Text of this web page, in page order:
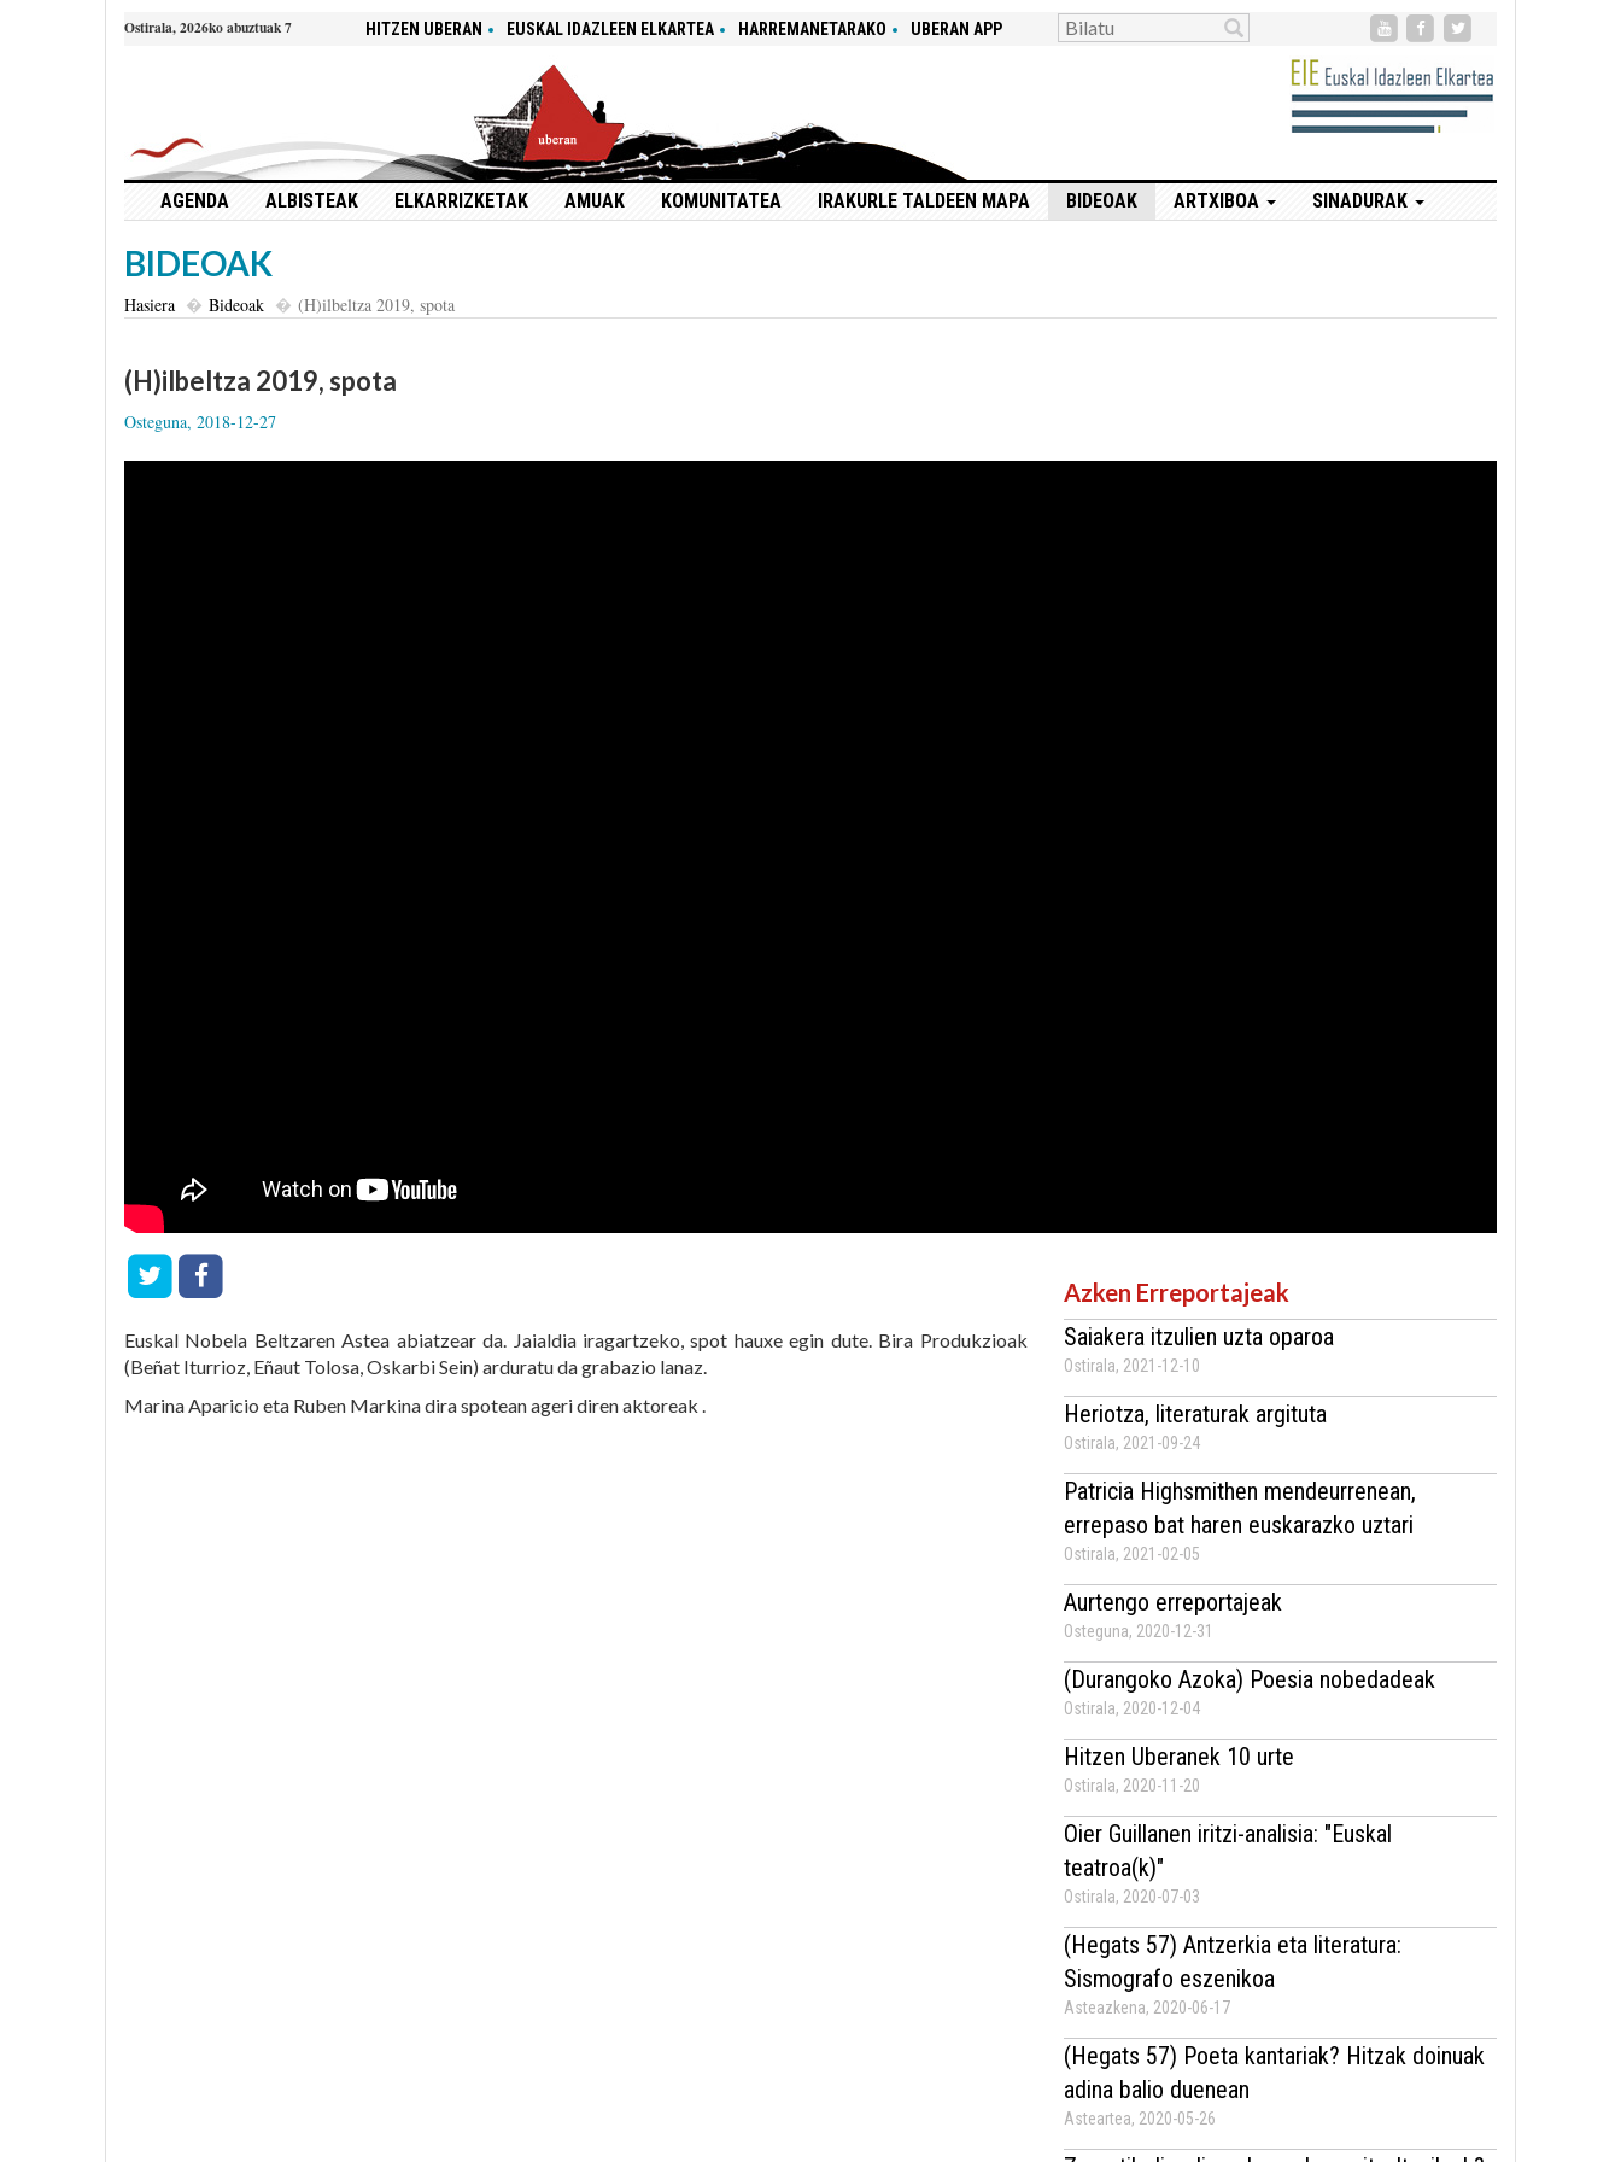
Ostirala, 2026ko abuztuak 7 HITZEN UBERAN EUSKAL IDAZLEEN ELKARTEA HARREMANETARAKO UBERAN APP
AGENDA ALBISTEAK ELKARRIZKETAK AMUAK KOMUNITATEA IRAKURLE TALDEEN MAPA BIDEOAK ARTXIBOA SINADURAK
BIDEOAK
Hasiera Bideoak (H)ilbeltza 2019, spota
(H)ilbeltza 2019, spota
Osteguna, 2018-12-27
Euskal Nobela Beltzaren Astea abiatzear da. Jaialdia iragartzeko, spot hauxe egin dute. Bira Produkzioak
(Beñat Iturrioz, Eñaut Tolosa, Oskarbi Sein) arduratu da grabazio lanaz.
Marina Aparicio eta Ruben Markina dira spotean ageri diren aktoreak .
Azken Erreportajeak
Saiakera itzulien uzta oparoa
Ostirala, 2021-12-10
Heriotza, literaturak argituta
Ostirala, 2021-09-24
Patricia Highsmithen mendeurrenean,
errepaso bat haren euskarazko uztari
Ostirala, 2021-02-05
Aurtengo erreportajeak
Osteguna, 2020-12-31
(Durangoko Azoka) Poesia nobedadeak
Ostirala, 2020-12-04
Hitzen Uberanek 10 urte
Ostirala, 2020-11-20
Oier Guillanen iritzi-analisia: "Euskal
teatroa(k)"
Ostirala, 2020-07-03
(Hegats 57) Antzerkia eta literatura:
Sismografo eszenikoa
Asteazkena, 2020-06-17
(Hegats 57) Poeta kantariak? Hitzak doinuak
adina balio duenean
Asteartea, 2020-05-26